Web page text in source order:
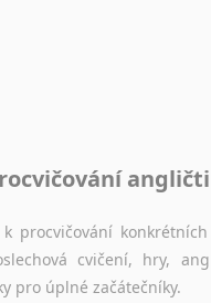
procvičování
cvičení, hry,
pro úplné začátečníky.